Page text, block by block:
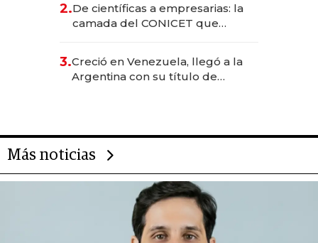
2.De científicas a empresarias: la
camada del CONICET que
3.Creció en Venezuela, llegó a la
Argentina con su título de
Más noticias